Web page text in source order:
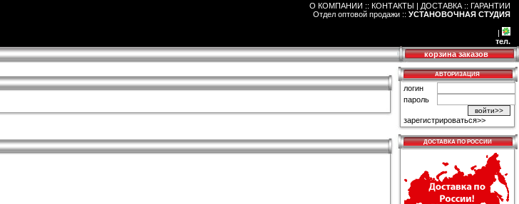
О КОМПАНИИ :: КОНТАКТЫ | ДОСТАВКА :: ГАРАНТИИ
Отдел оптовой продажи :: УСТАНОВОЧНАЯ СТУДИЯ
|
тел.
корзина заказов
АВТОРИЗАЦИЯ
логин
пароль
зарегистрироваться>>
ДОСТАВКА ПО РОССИИ